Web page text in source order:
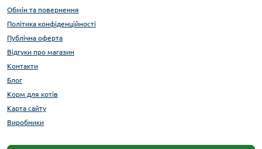
Обмін та повернення
Політика конфіденційності
Публічна оферта
Відгуки про магазин
Контакти
Блог
Корм для котів
Карта сайту
Виробники